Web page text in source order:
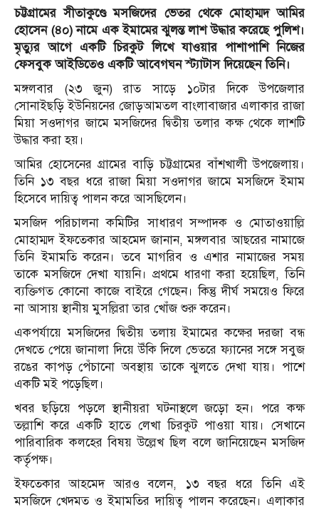
চট্টগ্রামের সীতাকুণ্ডে মসজিদের ভেতর থেকে মোহাম্মদ আমির
হোসেন (৪০) নামে এক ইমামের ঝুলন্ত লাশ উদ্ধার করেছে পুলিশ।
মৃত্যুর আগে একটি চিরকুট লিখে যাওয়ার পাশাপাশি নিজের
ফেসবুক আইডিতেও একটি আবেগঘন স্ট্যাটাস দিয়েছেন তিনি।
মঙ্গলবার (২৩ জুন) রাত সাড়ে ১০টার দিকে উপজেলার
সোনাইছড়ি ইউনিয়নের জোড়আমতল বাংলাবাজার এলাকার রাজা
মিয়া সওদাগর জামে মসজিদের দ্বিতীয় তলার কক্ষ থেকে লাশটি
উদ্ধার করা হয়।
আমির হোসেনের গ্রামের বাড়ি চট্টগ্রামের বাঁশখালী উপজেলায়।
তিনি ১৩ বছর ধরে রাজা মিয়া সওদাগর জামে মসজিদে ইমাম
হিসেবে দায়িত্ব পালন করে আসছিলেন।
মসজিদ পরিচালনা কমিটির সাধারণ সম্পাদক ও মোতাওয়াল্লি
মোহাম্মদ ইফতেকার আহমেদ জানান, মঙ্গলবার আছরের নামাজে
তিনি ইমামতি করেন। তবে মাগরিব ও এশার নামাজের সময়
তাকে মসজিদে দেখা যায়নি। প্রথমে ধারণা করা হয়েছিল, তিনি
ব্যক্তিগত কোনো কাজে বাইরে গেছেন। কিন্তু দীর্ঘ সময়েও ফিরে
না আসায় স্থানীয় মুসল্লিরা তার খোঁজ শুরু করেন।
একপর্যায়ে মসজিদের দ্বিতীয় তলায় ইমামের কক্ষের দরজা বন্ধ
দেখতে পেয়ে জানালা দিয়ে উঁকি দিলে ভেতরে ফ্যানের সঙ্গে সবুজ
রঙের কাপড় পেঁচানো অবস্থায় তাকে ঝুলতে দেখা যায়। পাশে
একটি মই পড়েছিল।
খবর ছড়িয়ে পড়লে স্থানীয়রা ঘটনাস্থলে জড়ো হন। পরে কক্ষ
তল্লাশি করে একটি হাতে লেখা চিরকুট পাওয়া যায়। সেখানে
পারিবারিক কলহের বিষয় উল্লেখ ছিল বলে জানিয়েছেন মসজিদ
কর্তৃপক্ষ।
ইফতেকার আহমেদ আরও বলেন, ১৩ বছর ধরে তিনি এই
মসজিদে খেদমত ও ইমামতির দায়িত্ব পালন করেছেন। এলাকার